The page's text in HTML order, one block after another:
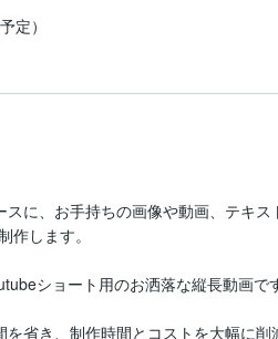
定）
に、お手持ちの画像や動画、テキ
作します。
ショート用のお洒落な縦長動画で
省き、制作時間とコストを大幅に削